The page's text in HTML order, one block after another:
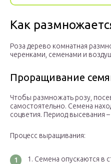
Как
Роза дерево комнатная
черенками, семенами и
Проращивание
Чтобы размножать розу,
самостоятельно. Семена
соцветия. Период высевания
Процесс выращивания:
Семена опускаются в